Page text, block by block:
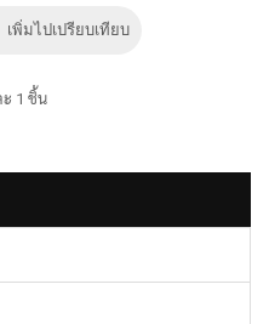
เพิ่มไปเปรียบเทียบ
ะ 1 ชิ้น